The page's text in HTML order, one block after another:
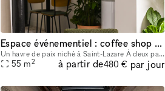
Espace événementiel : coffee shop d'architectes au coeur du 8ème !
Un havre de paix niché à Saint-Lazare À deux pas des bureaux et loin du tumulte parisien, notre lieu est pensé comme un espace de respiration au cœur du quartier Saint-Lazare. Nous proposons un servi
55 m2 à partir de480 € par jour